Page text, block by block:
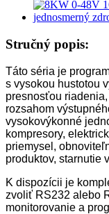
Stručný popis:
Táto séria je
s vysokou hustotou
presnosťou
rozsahom
vysokovýkonné
kompresory,
priemysel,
produktov, starnutie
K dispozícii je
zvoliť RS232 alebo
monitorovanie a